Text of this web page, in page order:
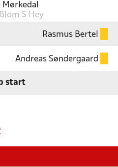
S Hey
Rasmus Bertel
Andreas Søndergaard
start